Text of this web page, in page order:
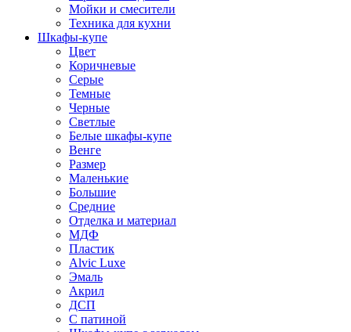
Мойки и смесители
Техника для кухни
Шкафы-купе
Цвет
Коричневые
Серые
Темные
Черные
Светлые
Белые шкафы-купе
Венге
Размер
Маленькие
Большие
Средние
Отделка и материал
МДФ
Пластик
Alvic Luxe
Эмаль
Акрил
ДСП
С патиной